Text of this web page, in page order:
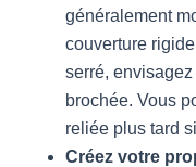
généralement
couverture
serré,
brochée. Vous
reliée plus tard
Créez votre